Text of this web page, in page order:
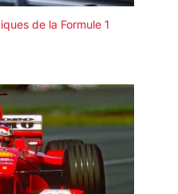
de la Formule 1